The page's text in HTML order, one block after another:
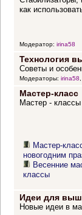
как
Модератор: irina58
Технология
Советы и
Модераторы: irina58,
Мастер-класс
Мастер -
Мастер-
новогодним
Весенние
классы
Идеи для
Новые идеи в